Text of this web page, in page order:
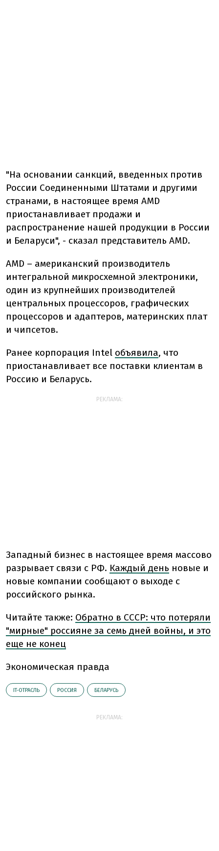
"На основании санкций, введенных против
России Соединенными Штатами и другими
странами, в настоящее время AMD
приостанавливает продажи и
распространение нашей продукции в России
и Беларуси", - сказал представитель AMD.
AMD – американский производитель
интегральной микросхемной электроники,
один из крупнейших производителей
центральных процессоров, графических
процессоров и адаптеров, материнских плат
и чипсетов.
Ранее корпорация Intel объявила, что
приостанавливает все поставки клиентам в
Россию и Беларусь.
РЕКЛАМА:
Западный бизнес в настоящее время массово
разрывает связи с РФ. Каждый день новые и
новые компании сообщают о выходе с
российского рынка.
Читайте также: Обратно в СССР: что потеряли
"мирные" россияне за семь дней войны, и это
еще не конец
Экономическая правда
IT-ОТРАСЛЬ РОССИЯ БЕЛАРУСЬ
РЕКЛАМА: